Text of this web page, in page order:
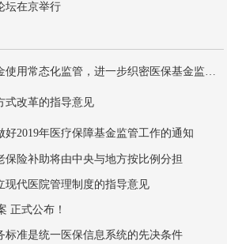
坛在京举行
用常态化监管，进一步织密医保基金监管网
式改革的指导意见
好2019年医疗保障基金监管工作的通知
保险补助将由中央与地方按比例分担
现代医院管理制度的指导意见
正式公布！
标准是统一医保信息系统的先决条件